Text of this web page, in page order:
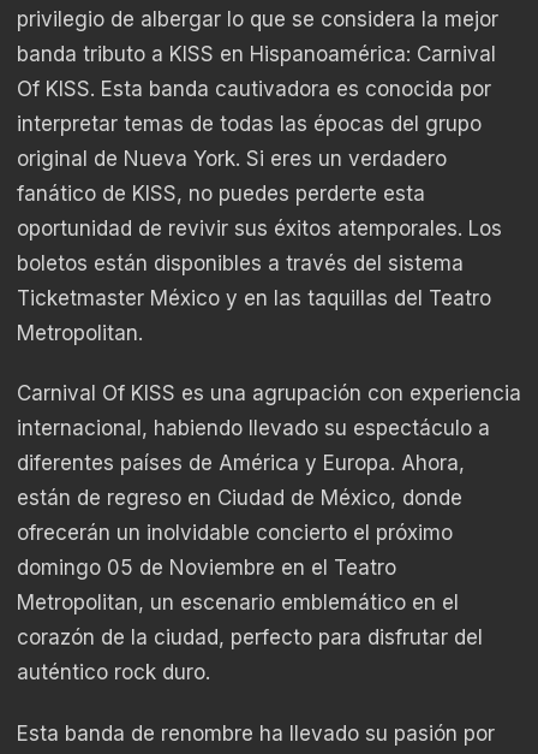
privilegio de albergar lo que se considera la mejor
banda tributo a KISS en Hispanoamérica: Carnival
Of KISS. Esta banda cautivadora es conocida por
interpretar temas de todas las épocas del grupo
original de Nueva York. Si eres un verdadero
fanático de KISS, no puedes perderte esta
oportunidad de revivir sus éxitos atemporales. Los
boletos están disponibles a través del sistema
Ticketmaster México y en las taquillas del Teatro
Metropolitan.
Carnival Of KISS es una agrupación con experiencia
internacional, habiendo llevado su espectáculo a
diferentes países de América y Europa. Ahora,
están de regreso en Ciudad de México, donde
ofrecerán un inolvidable concierto el próximo
domingo 05 de Noviembre en el Teatro
Metropolitan, un escenario emblemático en el
corazón de la ciudad, perfecto para disfrutar del
auténtico rock duro.
Esta banda de renombre ha llevado su pasión por